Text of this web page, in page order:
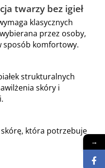
twarzy bez igieł
klasycznych
przez osoby,
sposób komfortowy.
strukturalnych
skóry i
skórę, która potrzebuje
→